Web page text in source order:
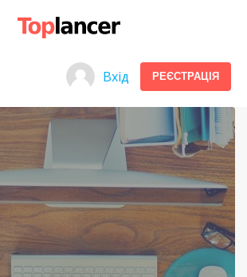
Вхід РЕЄСТРАЦІЯ